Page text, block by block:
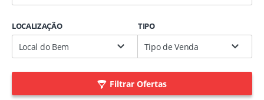
LOCALIZAÇÃO
Local do Bem
TIPO
Tipo de Venda
Filtrar Ofertas